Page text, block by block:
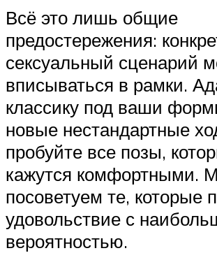
Всё это лишь общие
предостережения:
сексуальный сценарий
вписываться в рамки.
классику под ваши
новые нестандартные
пробуйте все позы,
кажутся комфортными.
посоветуем те, которые
удовольствие с
вероятностью.